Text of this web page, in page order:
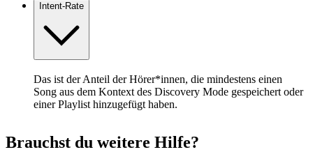
Intent-Rate
Das ist der Anteil der Hörer*innen, die mindestens einen
Song aus dem Kontext des Discovery Mode gespeichert oder
einer Playlist hinzugefügt haben.
Brauchst du weitere Hilfe?